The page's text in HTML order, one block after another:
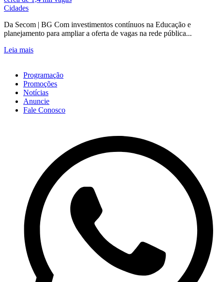
Cidades
Da Secom | BG Com investimentos contínuos na Educação e
planejamento para ampliar a oferta de vagas na rede pública...
Leia mais
Programação
Promoções
Notícias
Anuncie
Fale Conosco